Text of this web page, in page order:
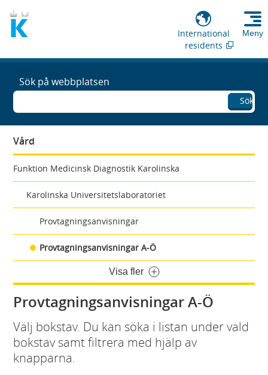
International
residents
Meny
Sök på webbplatsen
Sök
Vård
Funktion Medicinsk Diagnostik Karolinska
Karolinska Universitetslaboratoriet
Provtagningsanvisningar
Provtagningsanvisningar A-Ö
Visa fler
Provtagningsanvisningar A-Ö
Välj bokstav. Du kan söka i listan under vald
bokstav samt filtrera med hjälp av
knapparna.